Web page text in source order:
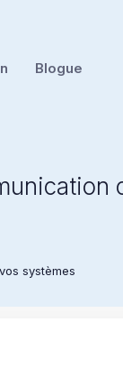
Blogue
systèmes